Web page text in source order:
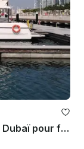
Yacht Majesty de luxe de 65 pieds à Dubaï pour fêtes et événements — Jusqu'à 30 personnes